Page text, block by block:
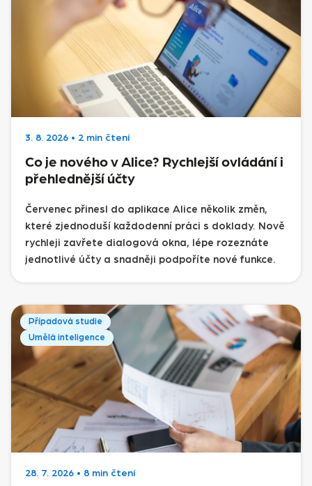
3. 8. 2026 • 2 min čtení
Co je nového v Alice? Rychlejší ovládání i
přehlednější účty
Červenec přinesl do aplikace Alice několik změn,
které zjednoduší každodenní práci s doklady. Nově
rychleji zavřete dialogová okna, lépe rozeznáte
jednotlivé účty a snadněji podpoříte nové funkce.
Případová studie
Umělá inteligence
28. 7. 2026 • 8 min čtení